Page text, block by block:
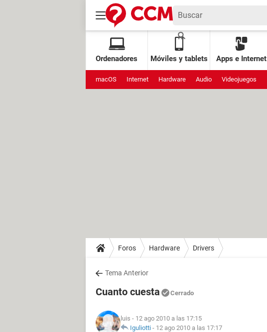
Ordenadores Móviles y tablets Apps e Internet
macOS Internet Hardware Audio Videojuegos
Foros Hardware Drivers
Tema Anterior
Cuanto cuesta Cerrado
luis - 12 ago 2010 a las 17:15
Iguliotti - 12 ago 2010 a las 17:17